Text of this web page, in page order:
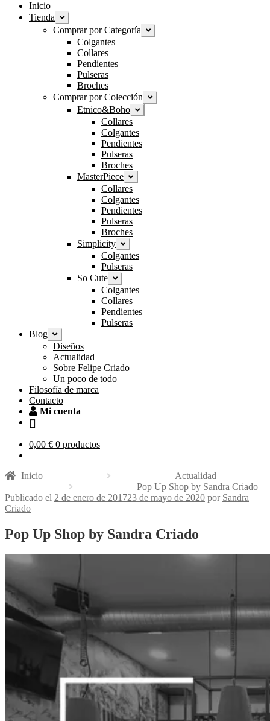
Inicio
Tienda Expandir
el
menú
hijo
Comprar por Categoría Expandir
el
Colgantes
Collares
Pendientes
Pulseras
Broches
Comprar por Colección Expandir
el
Etnico&Boho Expandir
el
hijo
Collares
Colgantes
Pendientes
Pulseras
Broches
MasterPiece Expandir
el
menú
hijo
Collares
Colgantes
Pendientes
Pulseras
Broches
Simplicity Expandir
el
menú
hijo
Colgantes
Pulseras
So Cute Expandir
el
menú
hijo
Colgantes
Collares
Pendientes
Pulseras
Blog Expandir
el
menú
hijo
Diseños
Actualidad
Sobre Felipe Criado
Un poco de todo
Filosofía de marca
Contacto
Mi cuenta
0,00 € 0 productos
Inicio
Actualidad
Pop Up Shop by Sandra Criado
Publicado el 2 de enero de 201723 de mayo de 2020 por Sandra
Criado
Pop Up Shop by Sandra Criado